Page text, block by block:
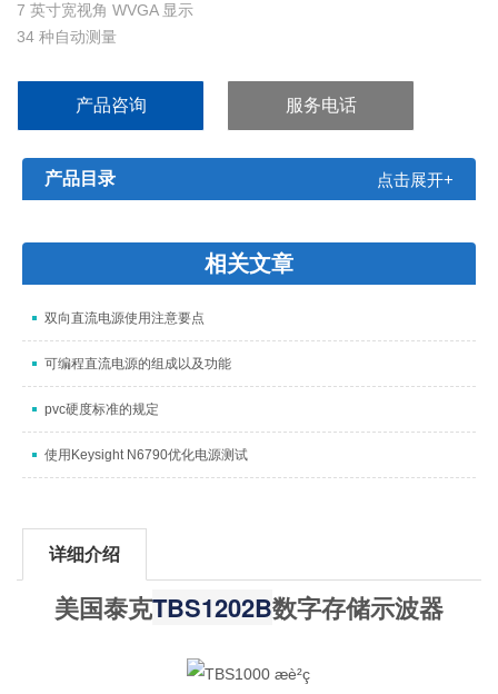
7 英寸宽视角 WVGA 显示
34 种自动测量
产品咨询 服务电话
产品目录 点击展开+
相关文章
双向直流电源使用注意要点
可编程直流电源的组成以及功能
pvc硬度标准的规定
使用Keysight N6790优化电源测试
详细介绍
美国泰克TBS1202B数字存储示波器​